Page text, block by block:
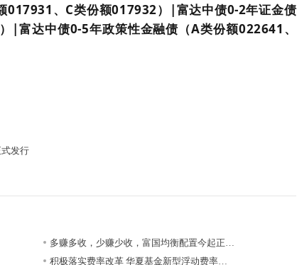
017931、C类份额017932）|富达中债0-2年证金债
|富达中债0-5年政策性金融债（A类份额022641、
发行
多赚多收，少赚少收，富国均衡配置今起正…
积极落实费率改革 华夏基金新型浮动费率…